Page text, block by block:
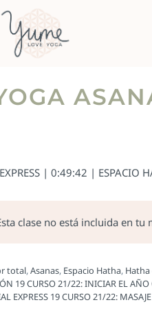
| 0:49:42 | ESPACIO
clase no está incluida en
total,Asanas, Espacio Hatha,
19 CURSO 21/22: INICIAR EL
EXPRESS 19 CURSO 21/22: